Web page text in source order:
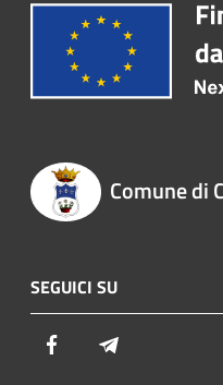
Comune di
SEGUICI SU
Facebook